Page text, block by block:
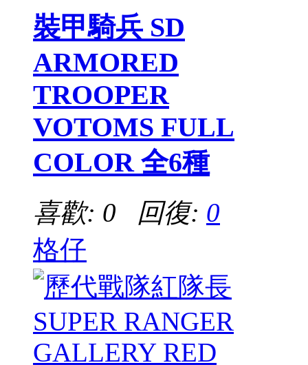
裝甲騎兵 SD
ARMORED
TROOPER
VOTOMS FULL
COLOR 全6種
喜歡: 0 回復: 0
格仔